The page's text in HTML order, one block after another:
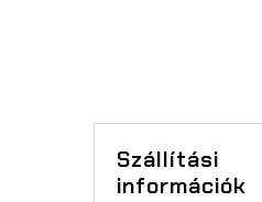
Szállítási
információk